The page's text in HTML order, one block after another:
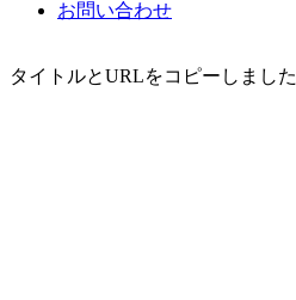
お問い合わせ
タイトルとURLをコピーしました